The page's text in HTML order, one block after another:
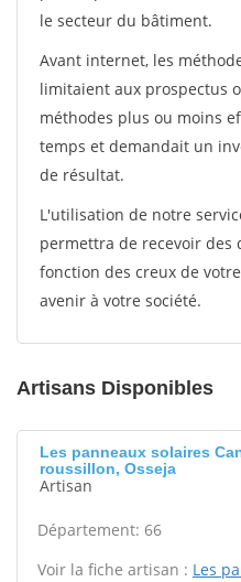
le secteur du bâtiment.
Avant internet, les
limitaient aux prospectus
méthodes plus ou moins
temps et demandait un
de résultat.
L'utilisation de notre
permettra de recevoir des
fonction des creux de
avenir à votre société.
Artisans Disponibles
Les panneaux solaires
roussillon, Osseja
Artisan
Département: 66
Voir la fiche artisan : Les